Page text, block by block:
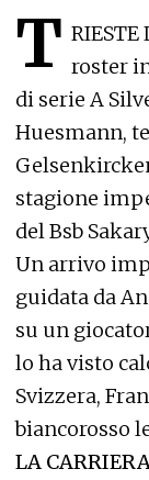
T RIESTE
roster
di serie A
Huesmann,
stagione
del Bsb
Un arrivo
guidata da
su un
lo ha visto
Svizzera,
biancorosso
LA